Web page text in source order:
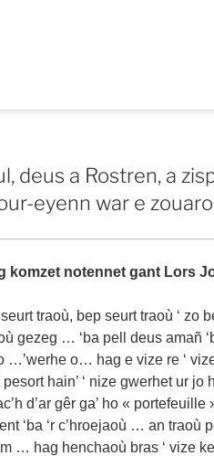
deus a Rostren, a
eyenn war e
komzet notennet gant Lors
traoù, bep seurt traoù ‘ zo
gezeg … ‘ba pell deus amañ
…’werhe o… hag e vize re ‘
hain’ ‘ nize gwerhet ur jo
d’ar gêr ga’ ho «
‘ba ‘r c’hroejaoù … an traoù
… hag henchaoù bras ‘ vize